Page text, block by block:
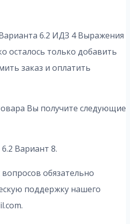
6.2 ИДЗ 4 Выражения
осталось только добавить
заказ и оплатить
Вы получите следующие
Вариант 8.
обязательно
поддержку нашего